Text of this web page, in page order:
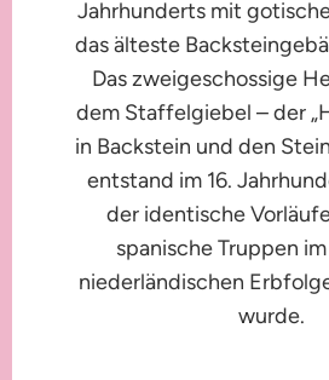
Jahrhunderts mit
das älteste
Das zweigeschossige
dem Staffelgiebel – der
in Backstein und den
entstand im 16.
der identische
spanische Truppen
niederländischen
wurde.